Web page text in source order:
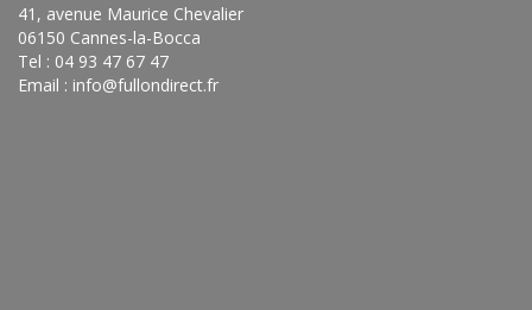
41, avenue Maurice Chevalier
06150 Cannes-la-Bocca
Tel : 04 93 47 67 47
Email : info@fullondirect.fr